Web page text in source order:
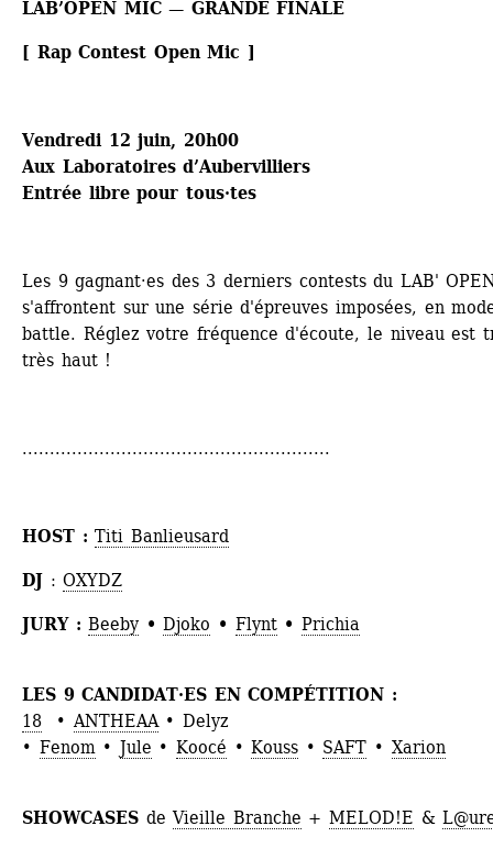
LAB’OPEN MIC — GRANDE FINALE
[ Rap Contest Open Mic ]
Vendredi 12 juin, 20h00
Aux Laboratoires d’Aubervilliers
Entrée libre pour tous·tes
Les 9 gagnant·es des 3 derniers contests du LAB'
s'affrontent sur une série d'épreuves imposées, en
battle. Réglez votre fréquence d'écoute, le niveau est
très haut !
........................................................
HOST : Titi Banlieusard
DJ : OXYDZ
JURY : Beeby• Djoko • Flynt • Prichia
LES 9 CANDIDAT·ES EN COMPÉTITION :
18 • ANTHEAA• Delyz
• Fenom• Jule • Koocé • Kouss • SAFT • Xarion
SHOWCASES de Vieille Branche + MELOD!E &